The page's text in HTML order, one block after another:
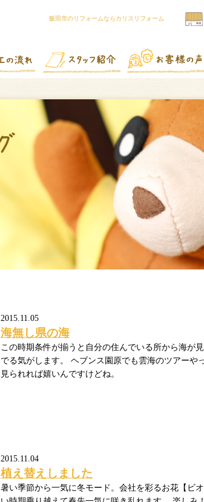
飯田市のリフォームならカリスリフォーム
2015.11.05
海無し県の海
この時期条件が揃うと自分の住んでいる所から海が
でる気がします。 ヘブンス園原でも雲海のツアーや
見られれば嬉いんですけどね。
2015.11.04
植え替えしました
暑い季節から一気に冬モード。会社を彩るお花【ビ